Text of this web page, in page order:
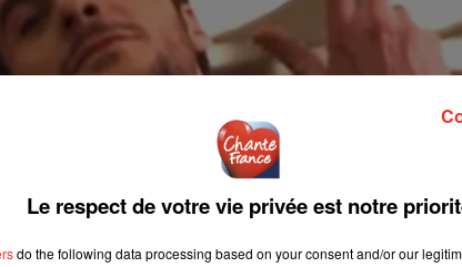
Le respect de votre vie privée est notre
do the following data processing based on your consent and/or our